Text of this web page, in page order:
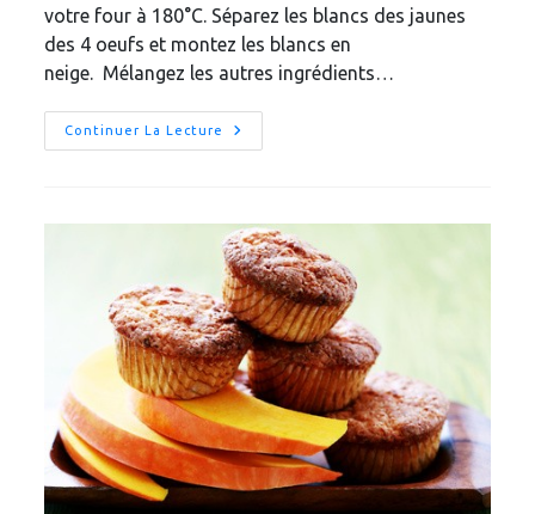
votre four à 180°C. Séparez les blancs des jaunes
des 4 oeufs et montez les blancs en
neige. Mélangez les autres ingrédients…
Continuer La Lecture
Muffins
Aux